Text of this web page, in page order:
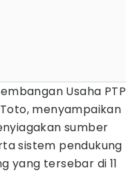
Usaha PTP
menyampaikan
sumber
sistem pendukung
yang tersebar di 11